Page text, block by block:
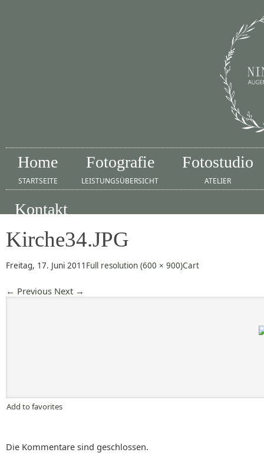
Home
STARTSEITE
Fotografie
LEISTUNGSÜBERSICHT
Fotostudio
ATELIER
Kontakt
Kirche34.JPG
Freitag, 17. Juni 2011 Full resolution (600 × 900)Cart
← Previous Next →
Add to favorites
Die Kommentare sind geschlossen.